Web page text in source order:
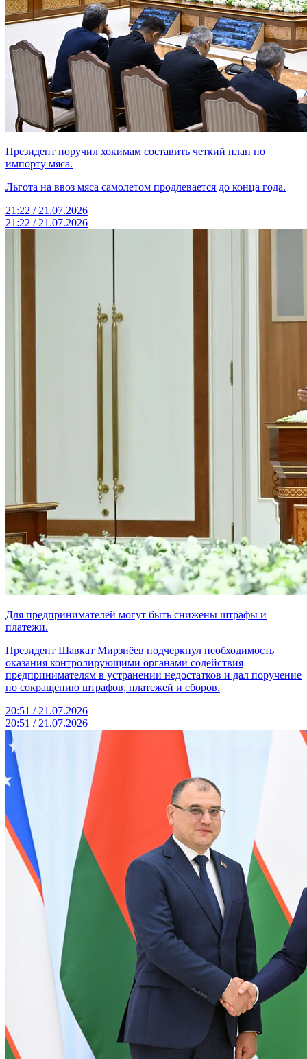
Президент поручил хокимам составить четкий план по
импорту мяса.
Льгота на ввоз мяса самолетом продлевается до конца года.
21:22 / 21.07.2026
21:22 / 21.07.2026
Для предпринимателей могут быть снижены штрафы и
платежи.
Президент Шавкат Мирзиёев подчеркнул необходимость
оказания контролирующими органами содействия
предпринимателям в устранении недостатков и дал поручение
по сокращению штрафов, платежей и сборов.
20:51 / 21.07.2026
20:51 / 21.07.2026